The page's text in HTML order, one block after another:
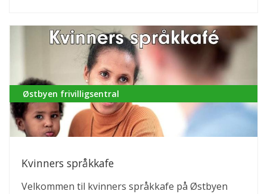
Østbyen frivilligsentral
Kvinners språkkafe
Velkommen til kvinners språkkafe på Østbyen